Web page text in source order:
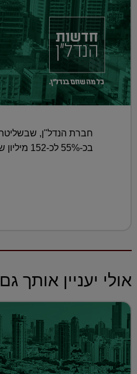
בכ-55% לכ-152 מיליון שקל לעומת כ-97.4 מיליון שקל ב-2018
אולי יעניין אותך גם